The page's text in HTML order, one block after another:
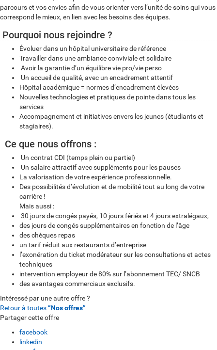
parcours et vos envies afin de vous orienter vers l’unité de soins qui vous
correspond le mieux, en lien avec les besoins des équipes.
Pourquoi nous rejoindre ?
Évoluer dans un hôpital universitaire de référence
Travailler dans une ambiance conviviale et solidaire
Avoir la garantie d’un équilibre vie pro/vie perso
Un accueil de qualité, avec un encadrement attentif
Hôpital académique = normes d’encadrement élevées
Nouvelles technologies et pratiques de pointe dans tous les
services
Accompagnement et initiatives envers les jeunes (étudiants et
stagiaires).
Ce que nous offrons :
Un contrat CDI (temps plein ou partiel)
Un salaire attractif avec suppléments pour les pauses
La valorisation de votre expérience professionnelle.
Des possibilités d’évolution et de mobilité tout au long de votre
carrière !
Mais aussi :
30 jours de congés payés, 10 jours fériés et 4 jours extralégaux,
des jours de congés supplémentaires en fonction de l’âge
des chèques repas
un tarif réduit aux restaurants d’entreprise
l’exonération du ticket modérateur sur les consultations et actes
techniques
intervention employeur de 80% sur l’abonnement TEC/ SNCB
des avantages commerciaux exclusifs.
Intéressé par une autre offre ?
Retour à toutes“Nos offres”
Partager cette offre
facebook
linkedin